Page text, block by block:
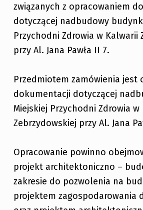
związanych z opracowaniem
dotyczącej nadbudowy
Przychodni Zdrowia w Kalwarii
przy Al. Jana Pawła II 7.
Przedmiotem zamówienia jest
dokumentacji dotyczącej
Miejskiej Przychodni Zdrowia w
Zebrzydowskiej przy Al. Jana
Opracowanie powinno
projekt architektoniczno –
zakresie do pozwolenia na
projektem zagospodarowania